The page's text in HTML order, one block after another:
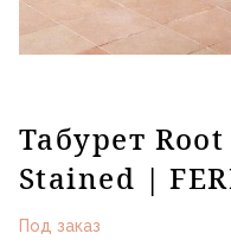
Табурет
Stained |
Под заказ